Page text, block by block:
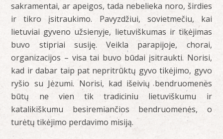
sakramentai, ar apeigos, tada nebelieka noro, širdies
ir tikro įsitraukimo. Pavyzdžiui, sovietmečiu, kai
lietuviai gyveno užsienyje, lietuviškumas ir tikėjimas
buvo stipriai susiję. Veikla parapijoje, chorai,
organizacijos – visa tai buvo būdai įsitraukti. Norisi,
kad ir dabar taip pat nepritrūktų gyvo tikėjimo, gyvo
ryšio su Jėzumi. Norisi, kad išeivių bendruomenės
būtų ne vien tik tradiciniu lietuviškumu ir
katalikiškumu besiremiančios bendruomenės, o
turėtų tikėjimo perdavimo misiją.